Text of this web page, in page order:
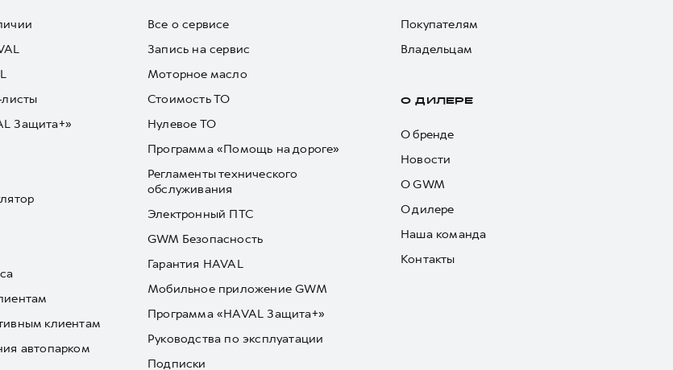
Защита+»
клиентам
автопарком
Все о сервисе
Запись на сервис
Моторное масло
Стоимость ТО
Нулевое ТО
Программа «Помощь на дороге»
Регламенты технического
обслуживания
Электронный ПТС
GWM Безопасность
Гарантия HAVAL
Мобильное приложение GWM
Программа «HAVAL Защита+»
Руководства по эксплуатации
Подписки
Покупателям
Владельцам
О ДИЛЕРЕ
О бренде
Новости
О GWM
О дилере
Наша команда
Контакты